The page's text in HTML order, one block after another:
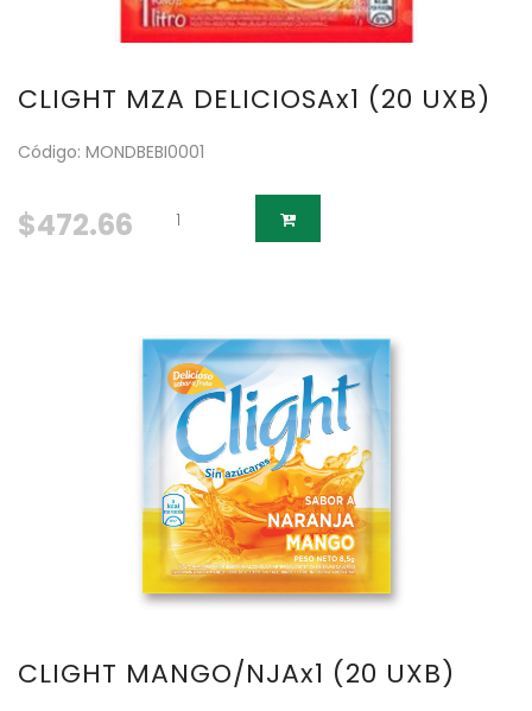
CLIGHT MZA DELICIOSAx1 (20 UXB)
Código: MONDBEBI0001
$472.66
CLIGHT MANGO/NJAx1 (20 UXB)